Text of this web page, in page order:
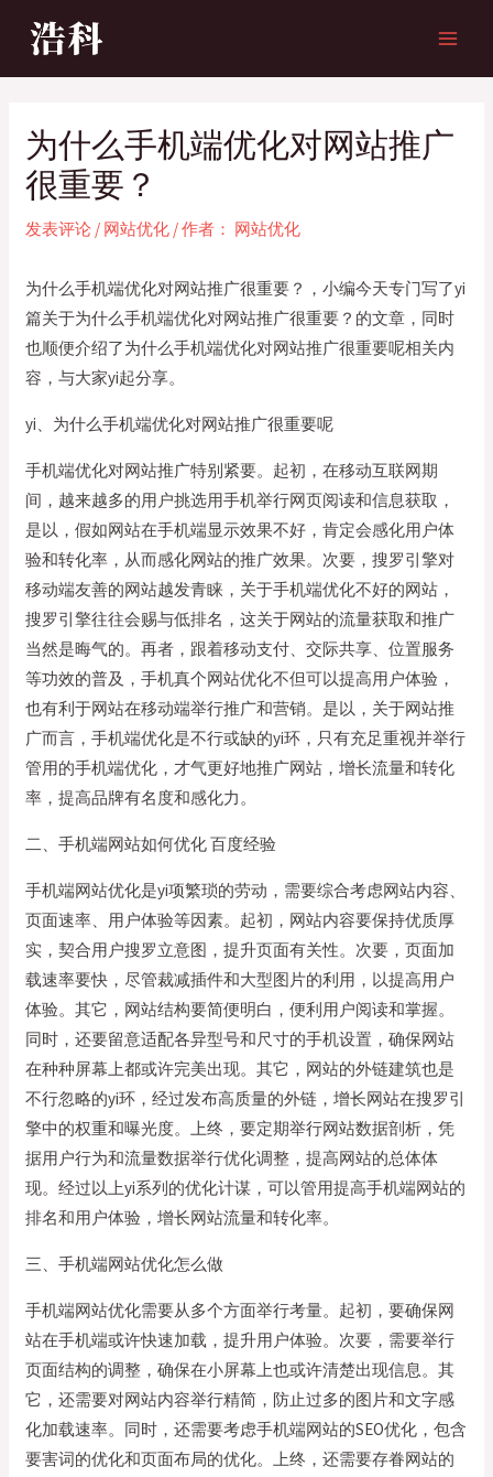
内
为什么手机端优化对网站推广
很重要？
发表评论 / 网站优化 / 作者： 网站优化
为什么手机端优化对网站推广很重要？，小编今天专门写了yi
篇关于为什么手机端优化对网站推广很重要？的文章，同时
也顺便介绍了为什么手机端优化对网站推广很重要呢相关内
容，与大家yi起分享。
yi、为什么手机端优化对网站推广很重要呢
手机端优化对网站推广特别紧要。起初，在移动互联网期
间，越来越多的用户挑选用手机举行网页阅读和信息获取，
是以，假如网站在手机端显示效果不好，肯定会感化用户体
验和转化率，从而感化网站的推广效果。次要，搜罗引擎对
移动端友善的网站越发青睐，关于手机端优化不好的网站，
搜罗引擎往往会赐与低排名，这关于网站的流量获取和推广
当然是晦气的。再者，跟着移动支付、交际共享、位置服务
等功效的普及，手机真个网站优化不但可以提高用户体验，
也有利于网站在移动端举行推广和营销。是以，关于网站推
广而言，手机端优化是不行或缺的yi环，只有充足重视并举行
管用的手机端优化，才气更好地推广网站，增长流量和转化
率，提高品牌有名度和感化力。
二、手机端网站如何优化 百度经验
手机端网站优化是yi项繁琐的劳动，需要综合考虑网站内容、
页面速率、用户体验等因素。起初，网站内容要保持优质厚
实，契合用户搜罗立意图，提升页面有关性。次要，页面加
载速率要快，尽管裁减插件和大型图片的利用，以提高用户
体验。其它，网站结构要简便明白，便利用户阅读和掌握。
同时，还要留意适配各异型号和尺寸的手机设置，确保网站
在种种屏幕上都或许完美出现。其它，网站的外链建筑也是
不行忽略的yi环，经过发布高质量的外链，增长网站在搜罗引
擎中的权重和曝光度。上终，要定期举行网站数据剖析，凭
据用户行为和流量数据举行优化调整，提高网站的总体体
现。经过以上yi系列的优化计谋，可以管用提高手机端网站的
排名和用户体验，增长网站流量和转化率。
三、手机端网站优化怎么做
手机端网站优化需要从多个方面举行考量。起初，要确保网
站在手机端或许快速加载，提升用户体验。次要，需要举行
页面结构的调整，确保在小屏幕上也或许清楚出现信息。其
它，还需要对网站内容举行精简，防止过多的图片和文字感
化加载速率。同时，还需要考虑手机端网站的SEO优化，包含
要害词的优化和页面布局的优化。上终，还需要存眷网站的